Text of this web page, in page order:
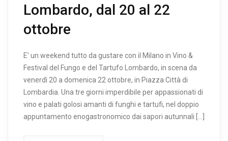
Lombardo, dal 20 al 22
ottobre
E’ un weekend tutto da gustare con il Milano in Vino &
Festival del Fungo e del Tartufo Lombardo, in scena da
venerdì 20 a domenica 22 ottobre, in Piazza Città di
Lombardia. Una tre giorni imperdibile per appassionati di
vino e palati golosi amanti di funghi e tartufi, nel doppio
appuntamento enogastronomico dai sapori autunnali […]